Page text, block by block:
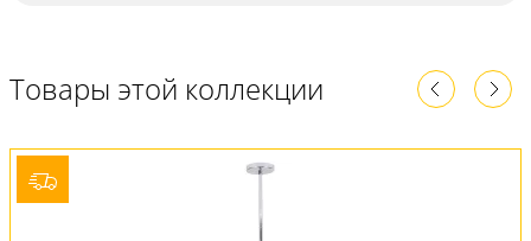
Товары этой коллекции